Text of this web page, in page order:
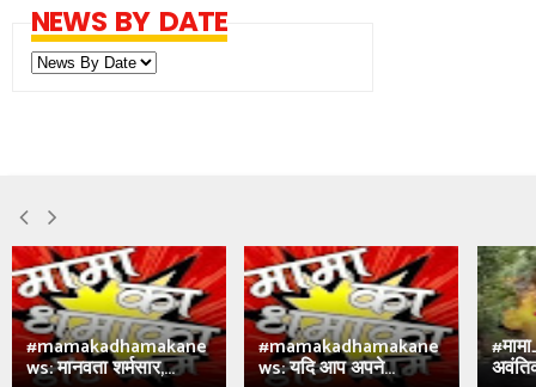
NEWS BY DATE
#mamakadhamakane
ws: मानवता शर्मसार,...
#mamakadhamakane
ws: यदि आप अपने...